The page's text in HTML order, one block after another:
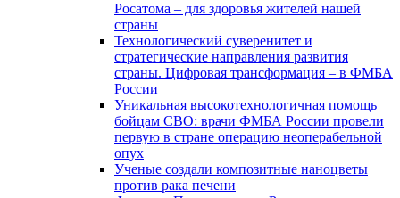
Росатома – для здоровья жителей нашей
страны
Технологический суверенитет и
стратегические направления развития
страны. Цифровая трансформация – в ФМБА
России
Уникальная высокотехнологичная помощь
бойцам СВО: врачи ФМБА России провели
первую в стране операцию неоперабельной
опух
Ученые создали композитные наноцветы
против рака печени